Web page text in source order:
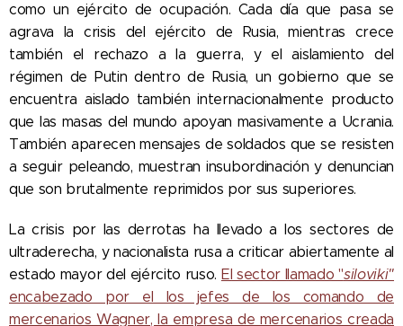
como un ejército de ocupación. Cada día que pasa se
agrava la crisis del ejército de Rusia, mientras crece
también el rechazo a la guerra, y el aislamiento del
régimen de Putin dentro de Rusia, un gobierno que se
encuentra aislado también internacionalmente producto
que las masas del mundo apoyan masivamente a Ucrania.
También aparecen mensajes de soldados que se resisten
a seguir peleando, muestran insubordinación y denuncian
que son brutalmente reprimidos por sus superiores.
La crisis por las derrotas ha llevado a los sectores de
ultraderecha, y nacionalista rusa a criticar abiertamente al
estado mayor del ejército ruso. El sector llamado "siloviki"
encabezado por el los jefes de los comando de
mercenarios Wagner, la empresa de mercenarios creada